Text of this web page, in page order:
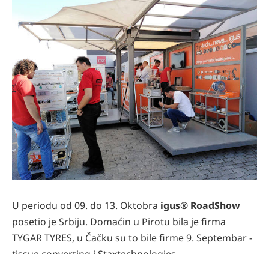
U periodu od 09. do 13. Oktobra igus® RoadShow
posetio je Srbiju. Domaćin u Pirotu bila je firma
TYGAR TYRES, u Čačku su to bile firme 9. Septembar -